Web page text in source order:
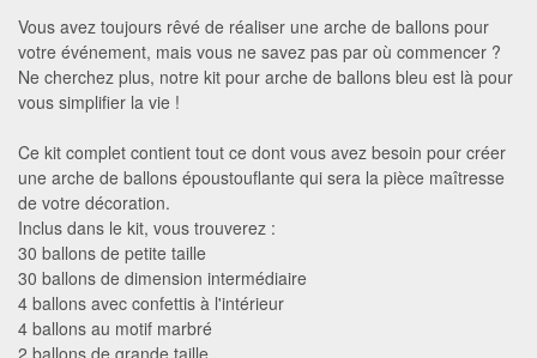
Vous avez toujours rêvé de réaliser une arche de ballons pour
votre événement, mais vous ne savez pas par où commencer ?
Ne cherchez plus, notre kit pour arche de ballons bleu est là pour
vous simplifier la vie !
Ce kit complet contient tout ce dont vous avez besoin pour créer
une arche de ballons époustouflante qui sera la pièce maîtresse
de votre décoration.
Inclus dans le kit, vous trouverez :
30 ballons de petite taille
30 ballons de dimension intermédiaire
4 ballons avec confettis à l'intérieur
4 ballons au motif marbré
2 ballons de grande taille